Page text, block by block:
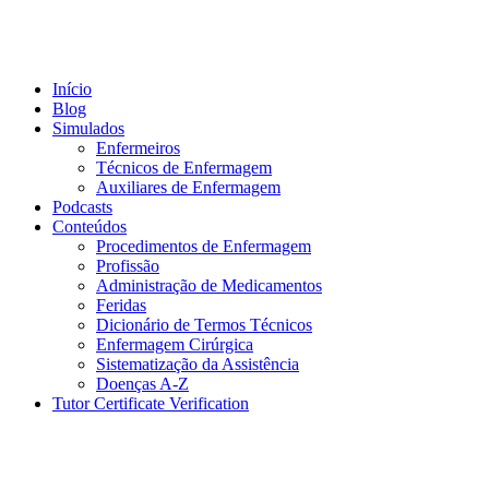
Início
Blog
Simulados
Enfermeiros
Técnicos de Enfermagem
Auxiliares de Enfermagem
Podcasts
Conteúdos
Procedimentos de Enfermagem
Profissão
Administração de Medicamentos
Feridas
Dicionário de Termos Técnicos
Enfermagem Cirúrgica
Sistematização da Assistência
Doenças A-Z
Tutor Certificate Verification